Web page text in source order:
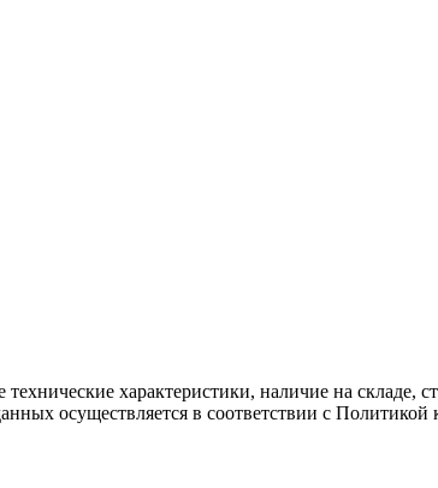
характеристики, наличие на
осуществляется в соответствии с